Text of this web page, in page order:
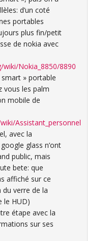
d’un coté
portables
plus fin/petit
de nokia avec
Nokia_8850/8890
smart » portable
vous les palm
mobile de
Assistant_personnel
avec la
glass n’ont
public, mais
bete: que
affiché sur ce
verre de la
le HUD)
étape avec la
sur ses